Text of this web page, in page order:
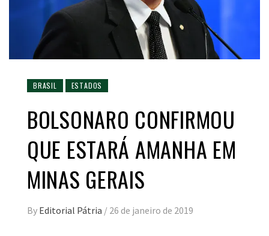
BRASIL ESTADOS
BOLSONARO CONFIRMOU
QUE ESTARÁ AMANHA EM
MINAS GERAIS
By Editorial Pátria / 26 de janeiro de 2019